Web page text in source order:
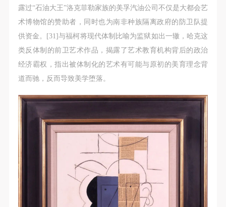
露过“石油大王”洛克菲勒家族的美孚汽油公司不仅是大都会艺
术博物馆的赞助者，同时也为南非种族隔离政府的防卫队提
供资金。[31]与福柯将现代体制比喻为监狱如出一辙，哈克这
类反体制的前卫艺术作品，揭露了艺术教育机构背后的政治
经济霸权，指出被体制化的艺术有可能与原初的美育理念背
道而驰，反而导致美学堕落。